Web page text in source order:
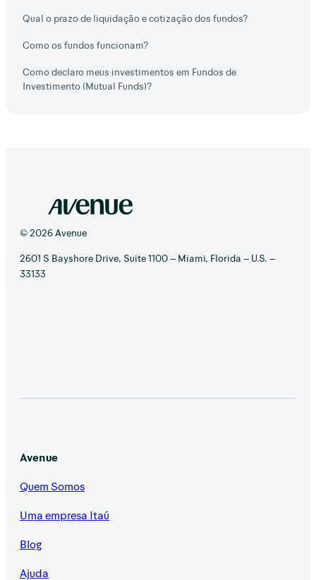
Qual o prazo de liquidação e cotização dos fundos?
Como os fundos funcionam?
Como declaro meus investimentos em Fundos de
Investimento (Mutual Funds)?
© 2026 Avenue
2601 S Bayshore Drive, Suite 1100 – Miami, Florida – U.S. –
33133
Avenue
Quem Somos
Uma empresa Itaú
Blog
Ajuda